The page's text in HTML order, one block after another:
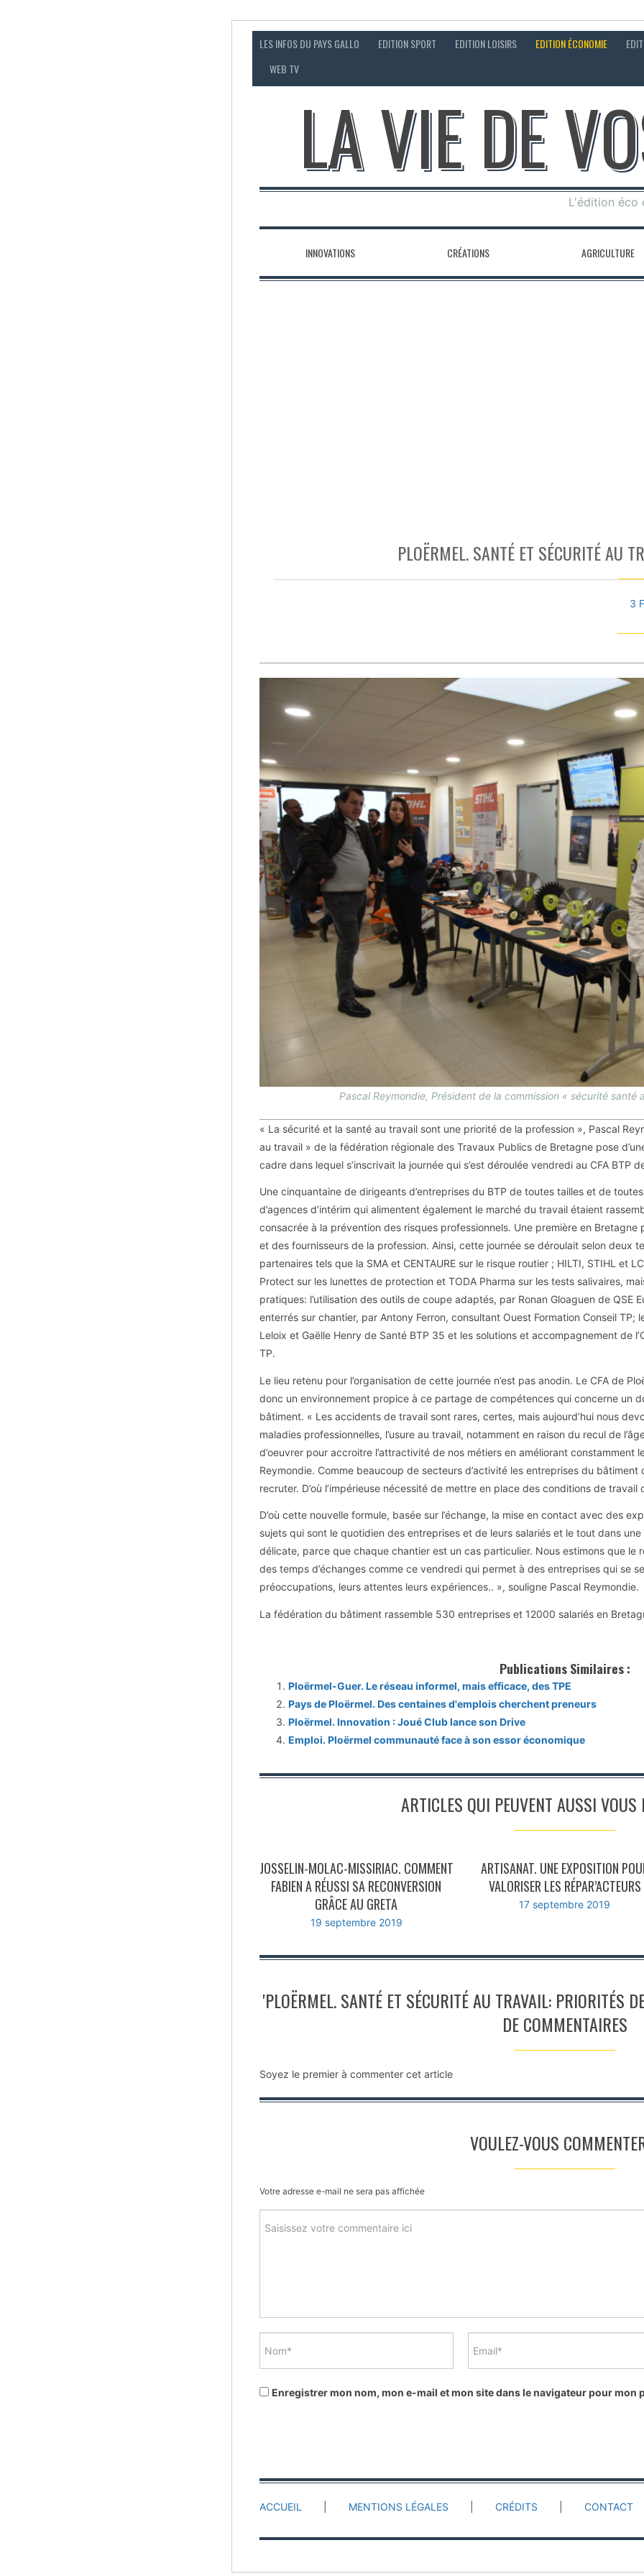
LES INFOS DU PAYS GALLO EDITION SPORT EDITION LOISIRS EDITION ÉCONOMIE
WEB TV
LA VIE DE
L'édition éco
INNOVATIONS CRÉATIONS AGRICULTURE
PLOËRMEL. SANTÉ ET SÉCURITÉ AU
3
Pascal Reymondie, Président de la commission « sécurité santé
« La sécurité et la santé au travail sont une priorité de la profession », Pascal
au travail » de la fédération régionale des Travaux Publics de Bretagne pose
cadre dans lequel s’inscrivait la journée qui s’est déroulée vendredi au CFA BTP
Une cinquantaine de dirigeants d’entreprises du BTP de toutes tailles et de
d’agences d’intérim qui alimentent également le marché du travail étaient
consacrée à la prévention des risques professionnels. Une première en Bretagne
et des fournisseurs de la profession. Ainsi, cette journée se déroulait selon deux
partenaires tels que la SMA et CENTAURE sur le risque routier ; HILTI, STIHL et
Protect sur les lunettes de protection et TODA Pharma sur les tests salivaires,
pratiques: l’utilisation des outils de coupe adaptés, par Ronan Gloaguen de QSE
enterrés sur chantier, par Antony Ferron, consultant Ouest Formation Conseil
Leloix et Gaëlle Henry de Santé BTP 35 et les solutions et accompagnement de
TP.
Le lieu retenu pour l’organisation de cette journée n’est pas anodin. Le CFA de
donc un environnement propice à ce partage de compétences qui concerne un
bâtiment. « Les accidents de travail sont rares, certes, mais aujourd’hui nous
maladies professionnelles, l’usure au travail, notamment en raison du recul de
d’oeuvrer pour accroitre l’attractivité de nos métiers en améliorant
Reymondie. Comme beaucoup de secteurs d’activité les entreprises du bâtiment
recruter. D’où l’impérieuse nécessité de mettre en place des conditions de
D’où cette nouvelle formule, basée sur l’échange, la mise en contact avec des
sujets qui sont le quotidien des entreprises et de leurs salariés et le tout dans
délicate, parce que chaque chantier est un cas particulier. Nous estimons que le
des temps d’échanges comme ce vendredi qui permet à des entreprises qui se
préoccupations, leurs attentes leurs expériences.. », souligne Pascal Reymondie.
La fédération du bâtiment rassemble 530 entreprises et 12000 salariés en
Publications Similaires :
Ploërmel-Guer. Le réseau informel, mais efficace, des TPE
Pays de Ploërmel. Des centaines d'emplois cherchent preneurs
Ploërmel. Innovation : Joué Club lance son Drive
Emploi. Ploërmel communauté face à son essor économique
ARTICLES QUI PEUVENT AUSSI VOUS
JOSSELIN-MOLAC-MISSIRIAC. COMMENT
FABIEN A RÉUSSI SA RECONVERSION
GRÂCE AU GRETA
19 septembre 2019
ARTISANAT. UNE EXPOSITION
VALORISER LES RÉPAR’ACTEURS
17 septembre 2019
'PLOËRMEL. SANTÉ ET SÉCURITÉ AU TRAVAIL: PRIORITÉS
DE COMMENTAIRES
Soyez le premier à commenter cet article
VOULEZ-VOUS
Votre adresse e-mail ne sera pas affichée
Enregistrer mon nom, mon e-mail et mon site dans le navigateur pour mon
ACCUEIL MENTIONS LÉGALES CRÉDITS CONTACT